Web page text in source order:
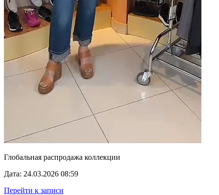
Глобальная распродажа коллекции
Дата: 24.03.2026 08:59
Перейти к записи